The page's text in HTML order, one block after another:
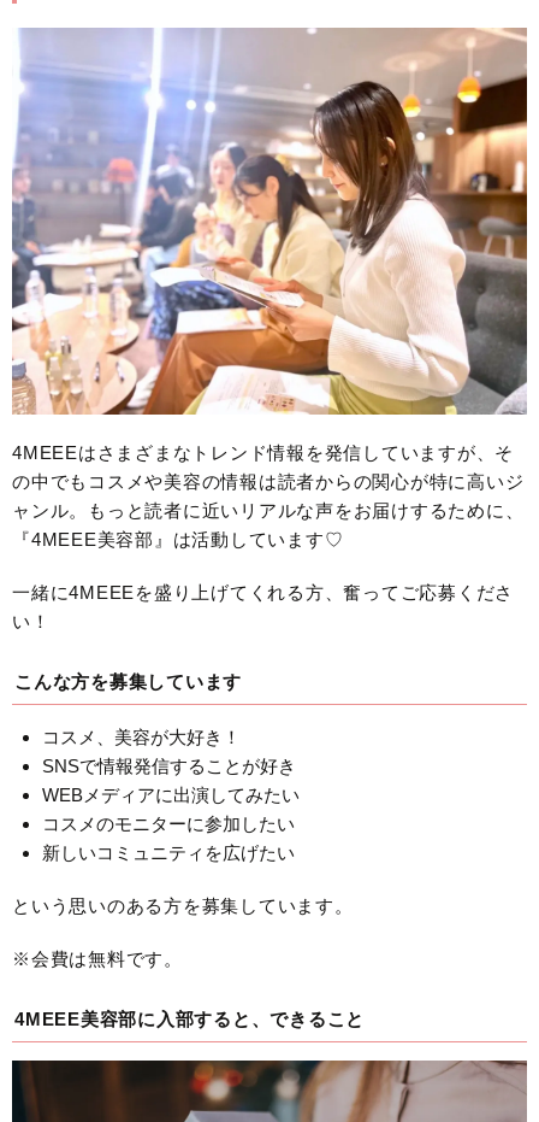
4MEEEはさまざまなトレンド情報を発信していますが、そ
の中でもコスメや美容の情報は読者からの関心が特に高いジ
ャンル。もっと読者に近いリアルな声をお届けするために、
『4MEEE美容部』は活動しています♡
一緒に4MEEEを盛り上げてくれる方、奮ってご応募くださ
い！
こんな方を募集しています
コスメ、美容が大好き！
SNSで情報発信することが好き
WEBメディアに出演してみたい
コスメのモニターに参加したい
新しいコミュニティを広げたい
という思いのある方を募集しています。
※会費は無料です。
4MEEE美容部に入部すると、できること